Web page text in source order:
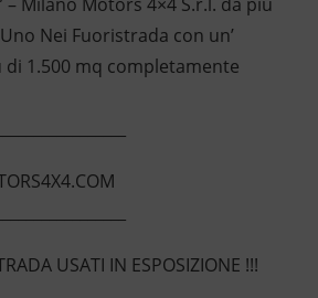
Nei Fuoristrada con un’
di 1.500 mq completamente
USATI IN ESPOSIZIONE !!!